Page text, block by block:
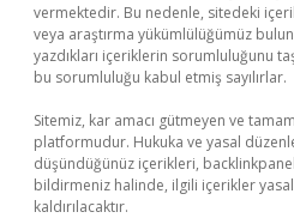
vermektedir. Bu nedenle, sitedeki
veya araştırma yükümlülüğümüz
yazdıkları içeriklerin sorumluluğunu
bu sorumluluğu kabul etmiş sayılırlar.
Sitemiz, kar amacı gütmeyen ve
platformudur. Hukuka ve yasal
düşündüğünüz içerikleri,
bildirmeniz halinde, ilgili içerikler
kaldırılacaktır.